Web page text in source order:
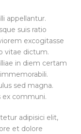
appellantur.
suis ratio
excogitasse
vitae dictum.
in diem certam
sed magna.
ex communi.
adipisici elit,
et dolore